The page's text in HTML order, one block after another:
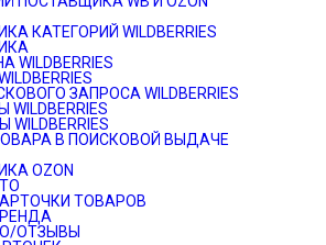
КАТЕГОРИЙ WILDBERRIES
ЗАПРОСА WILDBERRIES
В ПОИСКОВОЙ ВЫДАЧЕ
OZON
ТОВАРОВ
ОТЗЫВЫ